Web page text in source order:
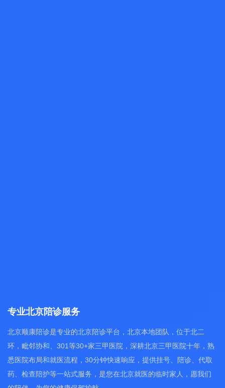
专业北京陪诊服务
北京顺康陪诊是专业的北京陪诊平台，北京本地团队，位于北二
环，毗邻协和、301等30+家三甲医院，深耕北京三甲医院十年，熟
悉医院布局和就医流程，30分钟快速响应，提供挂号、陪诊、代取
药、检查陪护等一站式服务，是您在北京就医的临时家人，愿我们